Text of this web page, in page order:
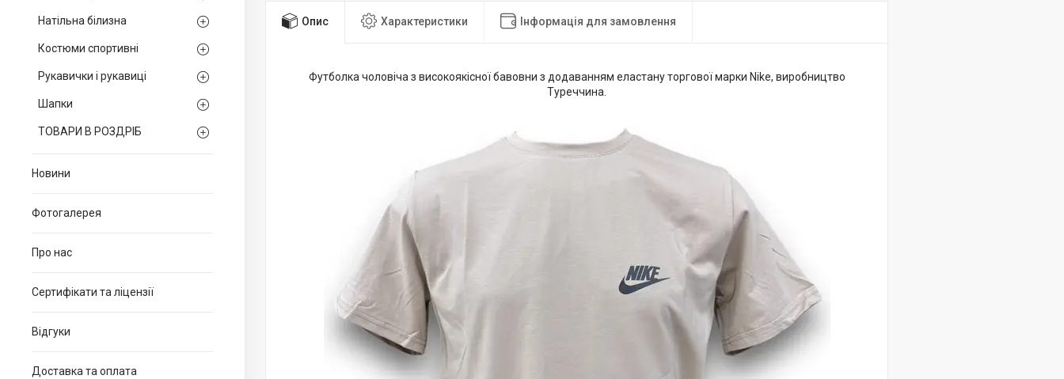
Натільна білизна
Костюми спортивні
Рукавички і рукавиці
Шапки
ТОВАРИ В РОЗДРІБ
Новини
Фотогалерея
Про нас
Сертифікати та ліцензії
Відгуки
Доставка та оплата
Опис Характеристики Інформація для замовлення
Футболка чоловіча з високоякісної бавовни з додаванням еластану торгової марки Nike, виробництво
Туреччина.